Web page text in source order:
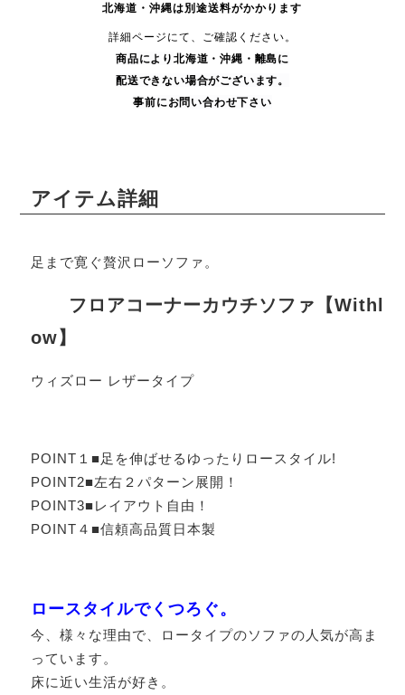
北海道・沖縄は別途送料がかかります
詳細ページにて、ご確認ください。
商品により 北海道・沖縄・ 離島に
配送できない場合がございます。
事前にお問い合わせ下さい
アイテム詳細
足まで寛ぐ贅沢ローソファ。
フロアコーナーカウチソファ【Withl
ow】
ウィズロー レザータイプ
POINT１■足を伸ばせるゆったりロースタイル!
POINT2■左右２パターン展開！
POINT3■レイアウト自由！
POINT４■信頼高品質日本製
ロースタイルでくつろぐ。
今、様々な理由で、ロータイプのソファの人気が高ま
っています。
床に近い生活が好き。